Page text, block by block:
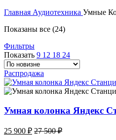
Главная Аудиотехника Умные
Показаны все (24)Сортировка:
Фильтры
Показать 9 12 18 24
Распродажа
Умная колонка Яндекс
25 900 ₽ 27 500₽